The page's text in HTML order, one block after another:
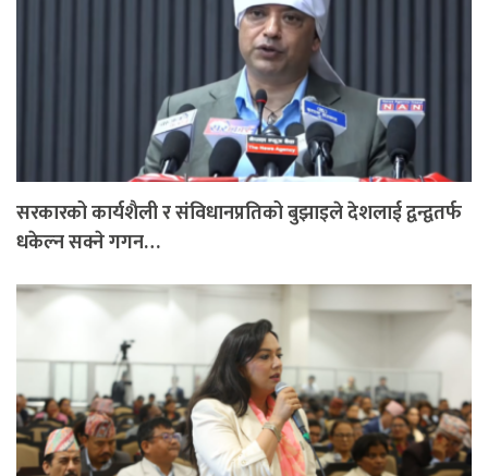
सरकारको कार्यशैली र संविधानप्रतिको बुझाइले देशलाई द्वन्द्वतर्फ
धकेल्न सक्ने गगन…